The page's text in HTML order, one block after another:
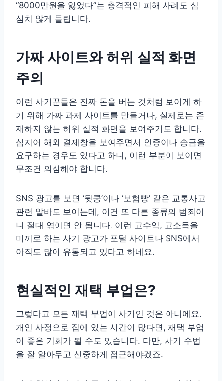
“8000만원을 잃었다”는 충격적인 피해 사례도 심
심치 않게 들립니다.
가짜 사이트와 허위 실적 화면
주의
이런 사기꾼들은 진짜 돈을 버는 것처럼 보이게 하
기 위해 가짜 과제 사이트를 만들거나, 실제로는 존
재하지 않는 허위 실적 화면을 보여주기도 합니다.
심지어 해외 결제창을 보여주면서 인증이나 송금을
요구하는 경우도 있다고 하니, 이런 부분이 보이면
무조건 의심해야 합니다.
SNS 광고를 보면 ‘뒷쿵’이나 ‘보험빵’ 같은 교통사고
관련 알바도 보이는데, 이건 또 다른 종류의 범죄이
니 절대 엮이면 안 됩니다. 이런 고수익, 고소득을
미끼로 하는 사기 광고가 포털 사이트나 SNS에서
아직도 많이 유통되고 있다고 하네요.
현실적인 재택 부업은?
그렇다고 모든 재택 부업이 사기인 것은 아니에요.
개인 사정으로 집에 있는 시간이 많다면, 재택 부업
이 좋은 기회가 될 수도 있습니다. 다만, 사기 수법
을 잘 알아두고 신중하게 접근해야겠죠.